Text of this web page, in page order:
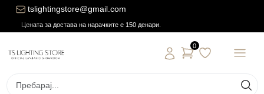
tslightingstore@gmail.com
Цената за достава на нарачките е 150 денари.
0